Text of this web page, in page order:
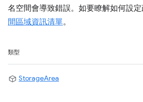
名空間會導致錯誤。如要瞭解如何設
間區域資訊清單。
類型
StorageArea